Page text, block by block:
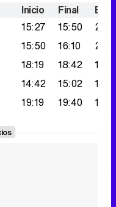
Inicio Final
15:27 15:50
15:50 16:10
18:19 18:42
14:42 15:02
19:19 19:40